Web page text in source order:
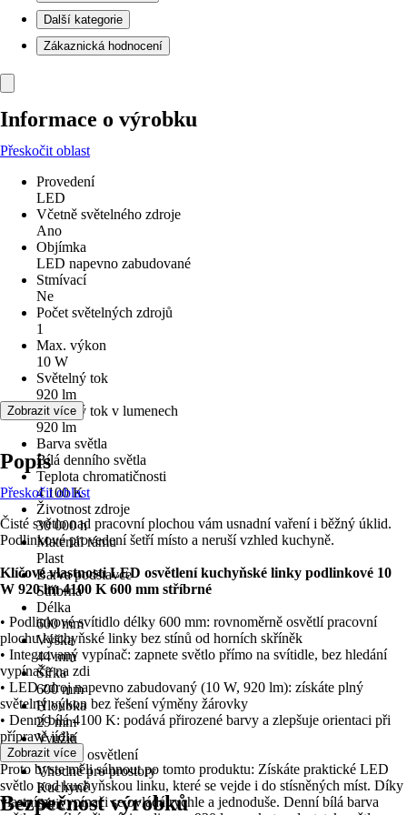
Další kategorie
Zákaznická hodnocení
Informace o výrobku
Přeskočit oblast
Provedení
LED
Včetně světelného zdroje
Ano
Objímka
LED napevno zabudované
Stmívací
Ne
Počet světelných zdrojů
1
Max. výkon
10 W
Světelný tok
920 lm
Světelný tok v lumenech
920 lm
Barva světla
Bílá denního světla
Teplota chromatičnosti
4 100 K
Životnost zdroje
30 000 h
Materiál rámu
Plast
Barva podstavce
Stříbrná
Délka
600 mm
Výška
44 mm
Šířka
600 mm
Hloubka
29 mm
Využití
Funkční osvětlení
Vhodné pro prostory
Kuchyně
Série
Zobrazit více
Popis
Přeskočit oblast
Čisté světlo nad pracovní plochou vám usnadní vaření i běžný úklid.
Podlinkové provedení šetří místo a neruší vzhled kuchyně.
Klíčové vlastnosti LED osvětlení kuchyňské linky podlinkové 10
W 920 lm 4100 K 600 mm stříbrné
• Podlinkové svítidlo délky 600 mm: rovnoměrně osvětlí pracovní
plochu kuchyňské linky bez stínů od horních skříněk
• Integrovaný vypínač: zapnete světlo přímo na svítidle, bez hledání
vypínače na zdi
• LED zdroj napevno zabudovaný (10 W, 920 lm): získáte plný
světelný výkon bez řešení výměny žárovky
• Denní bílá 4100 K: podává přirozené barvy a zlepšuje orientaci při
přípravě jídla
Proto byste měli sáhnout po tomto produktu: Získáte praktické LED
světlo pod kuchyňskou linku, které se vejde i do stísněných míst. Díky
vlastnímu vypínači se ovládá rychle a jednoduše. Denní bílá barva
Zobrazit více
Bezpečnost výrobků